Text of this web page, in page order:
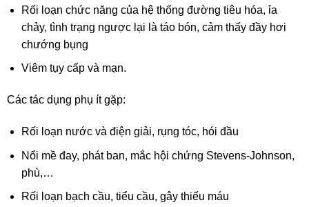
Rối loạn chức năng của hệ thống đường tiêu hóa, ỉa
chảy, tình trạng ngược lại là táo bón, cảm thấy đầy hơi
chướng bụng
Viêm tụy cấp và mạn.
Các tác dụng phụ ít gặp:
Rối loạn nước và điện giải, rụng tóc, hói đầu
Nổi mề đay, phát ban, mắc hội chứng Stevens-Johnson,
phù,…
Rối loạn bạch cầu, tiểu cầu, gây thiếu máu